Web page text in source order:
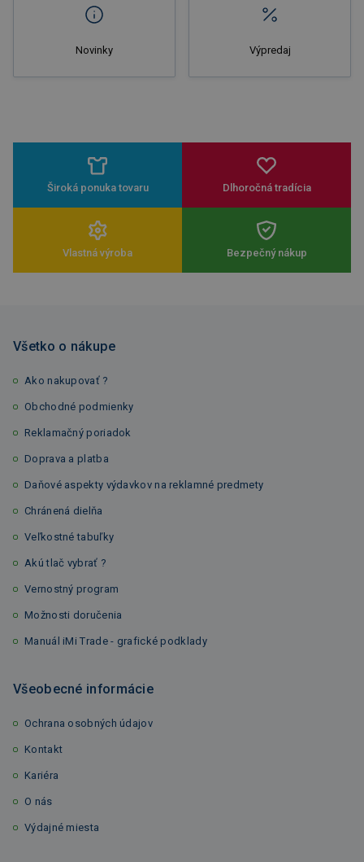
Novinky Výpredaj
Široká ponuka tovaru Dlhoročná tradícia
Vlastná výroba Bezpečný nákup
Všetko o nákupe
Ako nakupovať ?
Obchodné podmienky
Reklamačný poriadok
Doprava a platba
Daňové aspekty výdavkov na reklamné predmety
Chránená dielňa
Veľkostné tabuľky
Akú tlač vybrať ?
Vernostný program
Možnosti doručenia
Manuál iMi Trade - grafické podklady
Všeobecné informácie
Ochrana osobných údajov
Kontakt
Kariéra
O nás
Výdajné miesta